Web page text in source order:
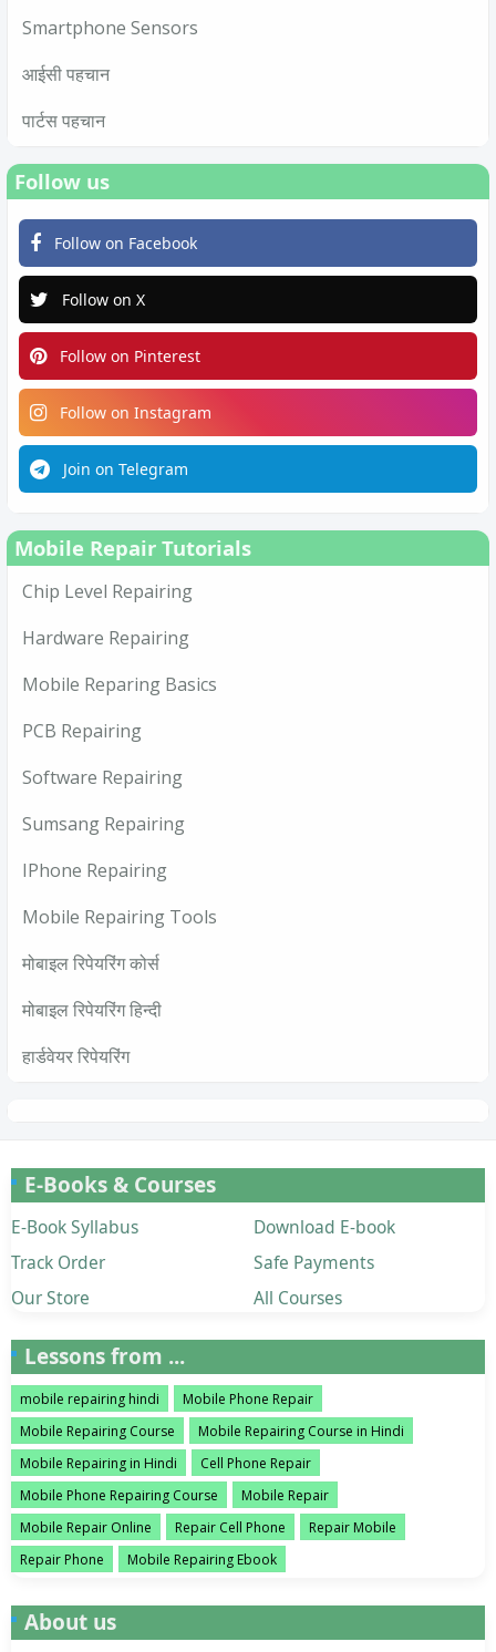
Smartphone Sensors
आईसी पहचान
पार्टस पहचान
Follow us
Follow on Facebook
Follow on X
Follow on Pinterest
Follow on Instagram
Join on Telegram
Mobile Repair Tutorials
Chip Level Repairing
Hardware Repairing
Mobile Reparing Basics
PCB Repairing
Software Repairing
Sumsang Repairing
IPhone Repairing
Mobile Repairing Tools
मोबाइल रिपेयरिंग कोर्स
मोबाइल रिपेयरिंग हिन्दी
हार्डवेयर रिपेयरिंग
E-Books & Courses
E-Book Syllabus
Download E-book
Track Order
Safe Payments
Our Store
All Courses
Lessons from ...
mobile repairing hindi
Mobile Phone Repair
Mobile Repairing Course
Mobile Repairing Course in Hindi
Mobile Repairing in Hindi
Cell Phone Repair
Mobile Phone Repairing Course
Mobile Repair
Mobile Repair Online
Repair Cell Phone
Repair Mobile
Repair Phone
Mobile Repairing Ebook
About us